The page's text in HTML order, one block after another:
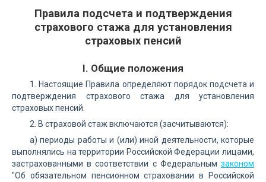
Правила подсчета и подтверждения
страхового стажа для установления
страховых пенсий
I. Общие положения
1. Настоящие Правила определяют порядок подсчета и
подтверждения страхового стажа для установления
страховых пенсий.
2. В страховой стаж включаются (засчитываются):
а) периоды работы и (или) иной деятельности, которые
выполнялись на территории Российской Федерации лицами,
застрахованными в соответствии с Федеральным законом
"Об обязательном пенсионном страховании в Российской